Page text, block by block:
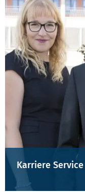
Karriere Service